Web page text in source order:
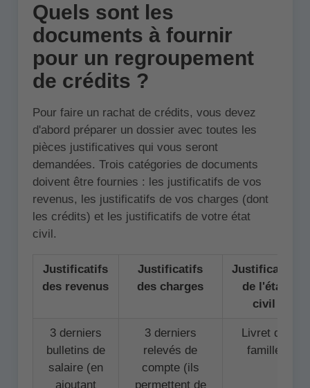
Quels sont les
documents à fournir
pour un regroupement
de crédits ?
Pour faire un rachat de crédits, vous devez
d'abord préparer un dossier avec toutes les
pièces justificatives qui vous seront
demandées. Trois catégories de documents
doivent être fournies : les justificatifs de vos
revenus, les justificatifs de vos charges (dont
les crédits) et les justificatifs de votre état
civil.
Justificatifs
des revenus
Justificatifs
des charges
Justificatifs
de l'état
civil
3 derniers
bulletins de
salaire (en
ajoutant
3 derniers
relevés de
compte (ils
permettent de
Livret de
famille